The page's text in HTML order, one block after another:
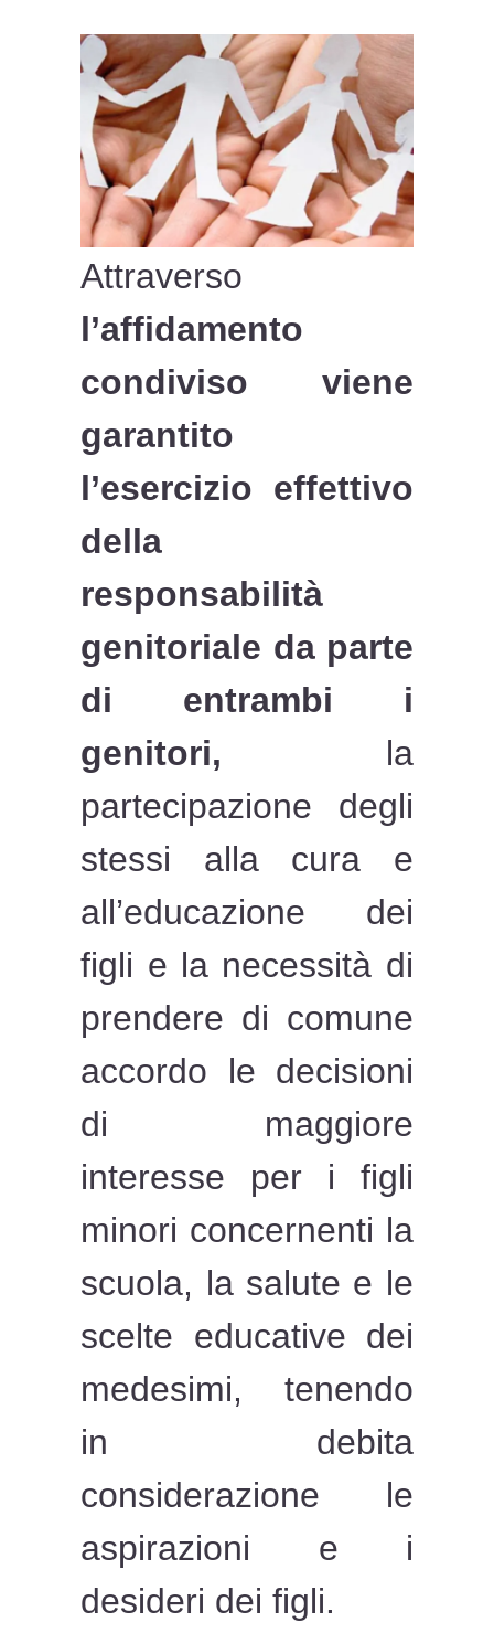
Attraverso
l’affidamento
condiviso viene
garantito
l’esercizio effettivo
della
responsabilità
genitoriale da parte
di entrambi i
genitori, la
partecipazione degli
stessi alla cura e
all’educazione dei
figli e la necessità di
prendere di comune
accordo le decisioni
di maggiore
interesse per i figli
minori concernenti la
scuola, la salute e le
scelte educative dei
medesimi, tenendo
in debita
considerazione le
aspirazioni e i
desideri dei figli.